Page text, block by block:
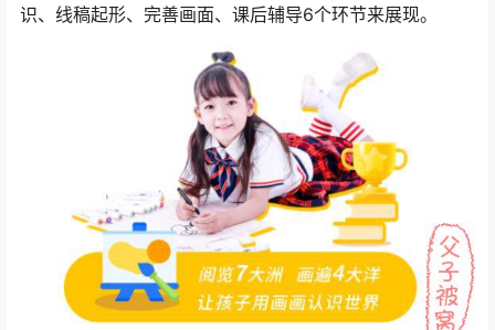
识、线稿起形、完善画面、课后辅导6个环节来展现。